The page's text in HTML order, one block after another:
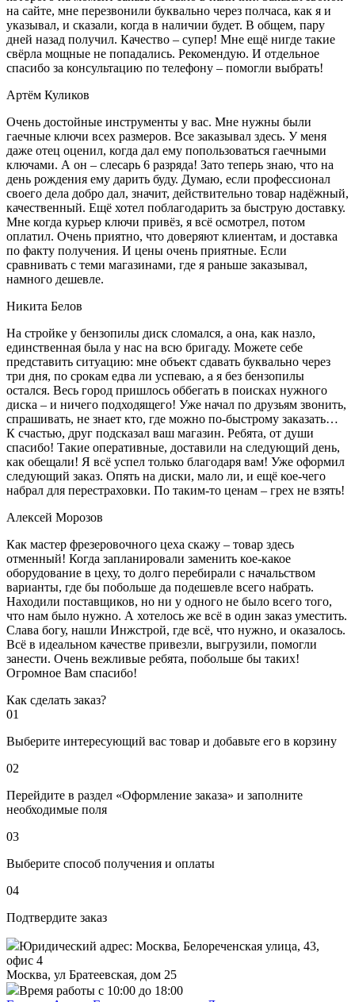
на сайте, мне перезвонили буквально через полчаса, как я и
указывал, и сказали, когда в наличии будет. В общем, пару
дней назад получил. Качество – супер! Мне ещё нигде такие
свёрла мощные не попадались. Рекомендую. И отдельное
спасибо за консультацию по телефону – помогли выбрать!
Артём Куликов
Очень достойные инструменты у вас. Мне нужны были
гаечные ключи всех размеров. Все заказывал здесь. У меня
даже отец оценил, когда дал ему попользоваться гаечными
ключами. А он – слесарь 6 разряда! Зато теперь знаю, что на
день рождения ему дарить буду. Думаю, если профессионал
своего дела добро дал, значит, действительно товар надёжный,
качественный. Ещё хотел поблагодарить за быструю доставку.
Мне когда курьер ключи привёз, я всё осмотрел, потом
оплатил. Очень приятно, что доверяют клиентам, и доставка
по факту получения. И цены очень приятные. Если
сравнивать с теми магазинами, где я раньше заказывал,
намного дешевле.
Никита Белов
На стройке у бензопилы диск сломался, а она, как назло,
единственная была у нас на всю бригаду. Можете себе
представить ситуацию: мне объект сдавать буквально через
три дня, по срокам едва ли успеваю, а я без бензопилы
остался. Весь город пришлось оббегать в поисках нужного
диска – и ничего подходящего! Уже начал по друзьям звонить,
спрашивать, не знает кто, где можно по-быстрому заказать…
К счастью, друг подсказал ваш магазин. Ребята, от души
спасибо! Такие оперативные, доставили на следующий день,
как обещали! Я всё успел только благодаря вам! Уже оформил
следующий заказ. Опять на диски, мало ли, и ещё кое-чего
набрал для перестраховки. По таким-то ценам – грех не взять!
Алексей Морозов
Как мастер фрезеровочного цеха скажу – товар здесь
отменный! Когда запланировали заменить кое-какое
оборудование в цеху, то долго перебирали с начальством
варианты, где бы побольше да подешевле всего набрать.
Находили поставщиков, но ни у одного не было всего того,
что нам было нужно. А хотелось же всё в один заказ уместить.
Слава богу, нашли Инжстрой, где всё, что нужно, и оказалось.
Всё в идеальном качестве привезли, выгрузили, помогли
занести. Очень вежливые ребята, побольше бы таких!
Огромное Вам спасибо!
Как сделать заказ?
01
Выберите интересующий вас товар и добавьте его в корзину
02
Перейдите в раздел «Оформление заказа» и заполните
необходимые поля
03
Выберите способ получения и оплаты
04
Подтвердите заказ
Юридический адрес: Москва, Белореченская улица, 43,
офис 4
Москва, ул Братеевская, дом 25
Время работы с 10:00 до 18:00